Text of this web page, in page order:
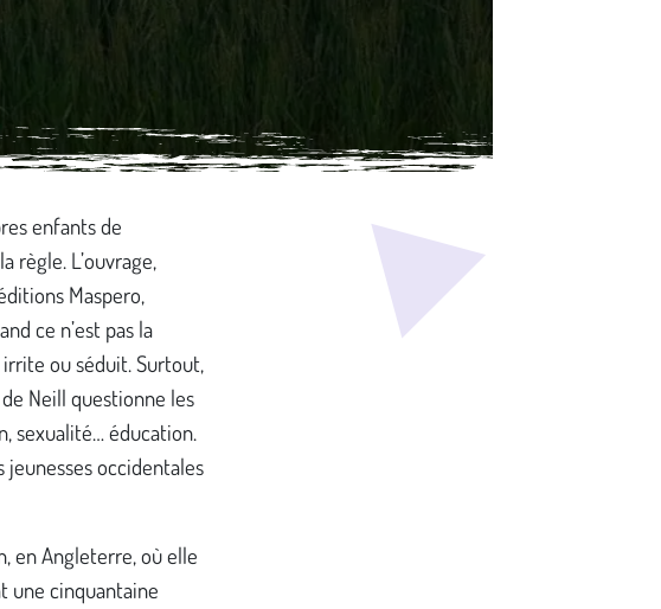
enfants de
règle. L’ouvrage,
Maspero,
ce n’est pas la
ou séduit. Surtout,
Neill questionne les
sexualité… éducation.
occidentales
en Angleterre, où elle
une cinquantaine